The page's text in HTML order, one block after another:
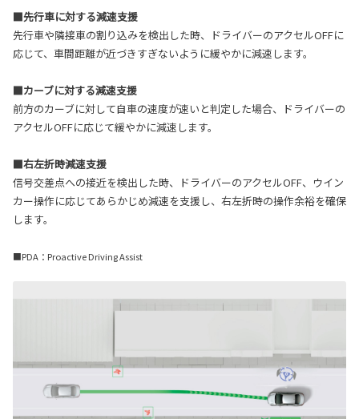
■先行車に対する減速支援
先行車や隣接車の割り込みを検出した時、ドライバーのアクセルOFFに
応じて、車間距離が近づきすぎないように緩やかに減速します。
■カーブに対する減速支援
前方のカーブに対して自車の速度が速いと判定した場合、ドライバーの
アクセルOFFに応じて緩やかに減速します。
■右左折時減速支援
信号交差点への接近を検出した時、ドライバーのアクセルOFF、ウイン
カー操作に応じてあらかじめ減速を支援し、右左折時の操作余裕を確保
します。
■PDA：Proactive Driving Assist